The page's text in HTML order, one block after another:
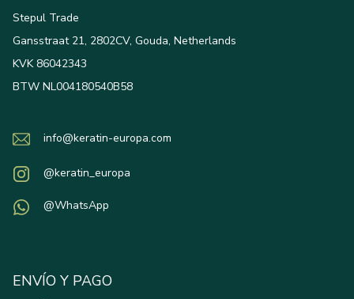
Stepul Trade
Gansstraat 21, 2802CV, Gouda, Netherlands
KVK 86042343
BTW NL004180540B58
info@keratin-europa.com
@keratin_europa
@WhatsApp
ENVÍO Y PAGO